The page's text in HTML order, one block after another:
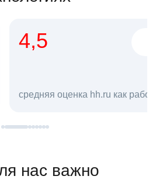
как работодателя **
в hh.ru
нас важно